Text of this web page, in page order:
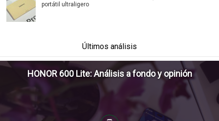
portátil ultraligero
Últimos análisis
HONOR 600 Lite: Análisis a fondo y opinión